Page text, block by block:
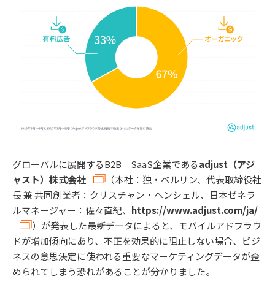
グローバルに展開するB2B SaaS企業であるadjust（アジ
ャスト）株式会社
（本社：独・ベルリン、代表取締役社
長 兼 共同創業者：クリスチャン・ヘンシェル、日本ゼネラ
ルマネージャー：佐々直紀、 https://www.adjust.com/ja/
）が発表した最新データによると、モバイルアドフラウ
ドが増加傾向にあり、不正を効果的に阻止しない場合、ビジ
ネスの意思決定に使われる重要なマーケティングデータが歪
められてしまう恐れがあることが分かりました。